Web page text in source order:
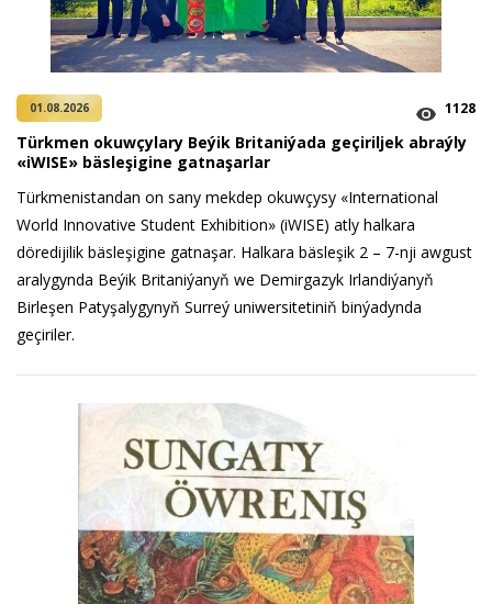
01.08.2026 1128
Türkmen okuwçylary Beýik Britaniýada geçiriljek abraýly
«iWISE» bäsleşigine gatnaşarlar
Türkmenistandan on sany mekdep okuwçysy «International
World Innovative Student Exhibition» (iWISE) atly halkara
döredijilik bäsleşigine gatnaşar. Halkara bäsleşik 2 – 7-nji awgust
aralygynda Beýik Britaniýanyň we Demirgazyk Irlandiýanyň
Birleşen Patyşalygynyň Surreý uniwersitetiniň binýadynda
geçiriler.